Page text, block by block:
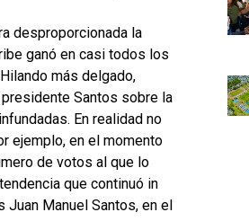
desproporcionada la
ganó en casi todos los
más delgado,
Santos sobre la
En realidad no
ejemplo, en el momento
de votos al que lo
que continuó in
Manuel Santos, en el